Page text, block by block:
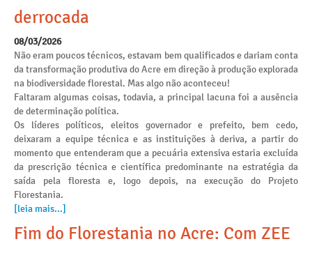
derrocada
08/03/2026
Não eram poucos técnicos, estavam bem qualificados e dariam conta
da transformação produtiva do Acre em direção à produção explorada
na biodiversidade florestal. Mas algo não aconteceu!
Faltaram algumas coisas, todavia, a principal lacuna foi a ausência
de determinação política.
Os líderes políticos, eleitos governador e prefeito, bem cedo,
deixaram a equipe técnica e as instituições à deriva, a partir do
momento que entenderam que a pecuária extensiva estaria excluída
da prescrição técnica e científica predominante na estratégia da
saída pela floresta e, logo depois, na execução do Projeto
Florestania.
[leia mais...]
Fim do Florestania no Acre: Com ZEE